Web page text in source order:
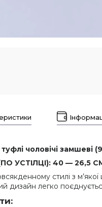
чоловічі замшеві
УСТІЛЦІ): 40 — 26,5
стилі з
дизайн легко